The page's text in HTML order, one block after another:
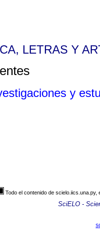
LETRAS Y
y
Todo el contenido de
SciELO -